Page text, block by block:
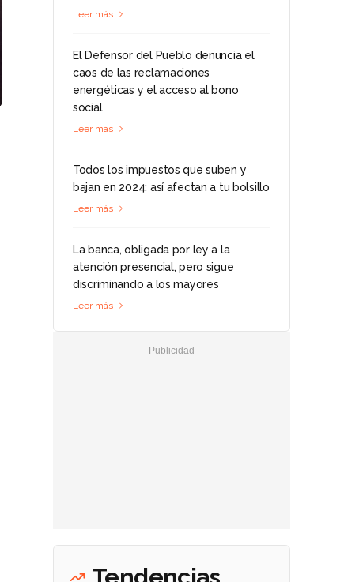
Leer más
El Defensor del Pueblo denuncia el
caos de las reclamaciones
energéticas y el acceso al bono
social
Leer más
Todos los impuestos que suben y
bajan en 2024: así afectan a tu bolsillo
Leer más
La banca, obligada por ley a la
atención presencial, pero sigue
discriminando a los mayores
Leer más